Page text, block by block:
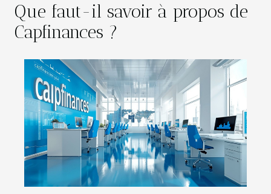
Que faut-il savoir à propos de
Capfinances ?